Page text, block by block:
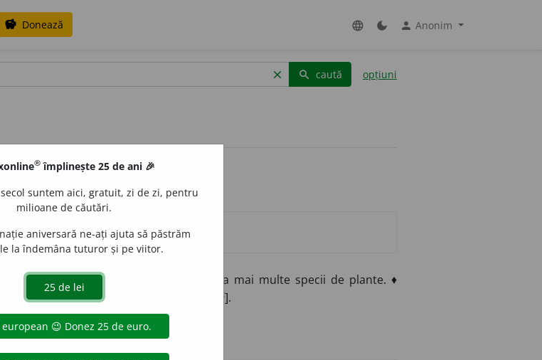
savings Donează language dark_mode person Anonim
clear search caută opțiuni
a unor agenți patogeni de a ataca mai multe specii de plante. ♦
chimică, construcțiile. [
agressivité].
® împlinește 25 de ani 🎉
suntem aici, gratuit, zi de zi, pentru
milioane de căutări.
aniversară ne-ați ajuta să păstrăm
la îndemâna tuturor și pe viitor.